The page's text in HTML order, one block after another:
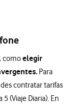
comoelegir
Para
contratar tarifas
(Viaje Diaria). En